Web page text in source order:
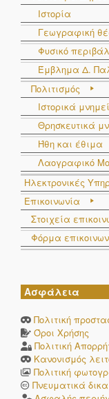
Ιστορία
Γεωγραφική
Φυσικό
Έμβλημα Δ.
Πολιτισμός
Ιστορικά
Θρησκευτικά
Ήθη και έθιμα
Λαογραφικό
Ηλεκτρονικές
Επικοινωνία
Στοιχεία
Φόρμα
Ασφάλεια
Πολιτική
Όροι Χρήσης
Πολιτική
Κανονισμός
Πολιτική
Πνευματικά